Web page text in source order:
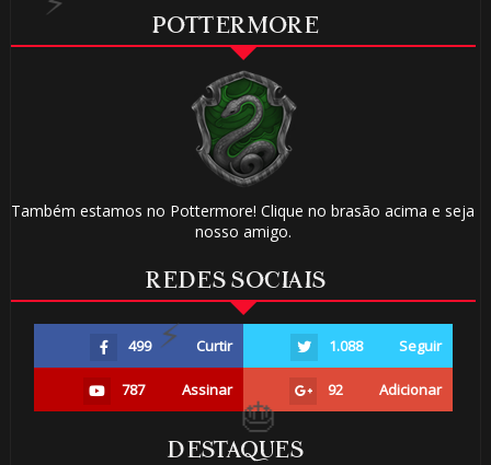
POTTERMORE
Também estamos no Pottermore! Clique no brasão acima e seja
nosso amigo.
REDES SOCIAIS
499 Curtir 1.088 Seguir
787 Assinar 92 Adicionar
DESTAQUES
⚡